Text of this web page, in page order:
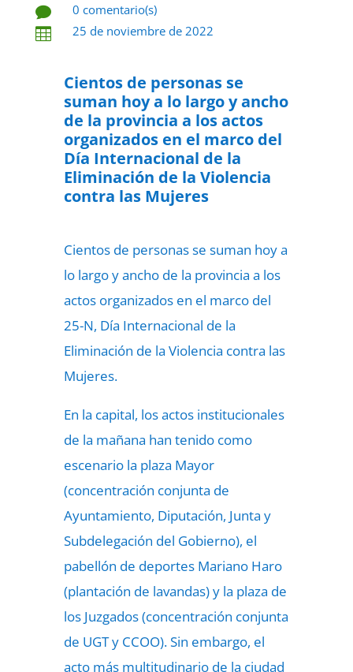

0 comentario(s)

25 de noviembre de 2022
Cientos de personas se
suman hoy a lo largo y ancho
de la provincia a los actos
organizados en el marco del
Día Internacional de la
Eliminación de la Violencia
contra las Mujeres
Cientos de personas se suman hoy a
lo largo y ancho de la provincia a los
actos organizados en el marco del
25-N, Día Internacional de la
Eliminación de la Violencia contra las
Mujeres.
En la capital, los actos institucionales
de la mañana han tenido como
escenario la plaza Mayor
(concentración conjunta de
Ayuntamiento, Diputación, Junta y
Subdelegación del Gobierno), el
pabellón de deportes Mariano Haro
(plantación de lavandas) y la plaza de
los Juzgados (concentración conjunta
de UGT y CCOO). Sin embargo, el
acto más multitudinario de la ciudad